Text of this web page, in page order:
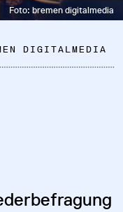
Foto: bremen digitalmedia
DIGITALMEDIA